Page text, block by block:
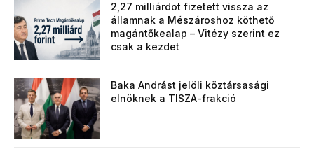
2,27 milliárdot fizetett vissza az
államnak a Mészároshoz köthető
magántőkealap – Vitézy szerint ez
csak a kezdet
Baka Andrást jelöli köztársasági
elnöknek a TISZA-frakció